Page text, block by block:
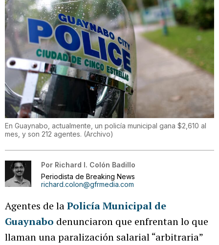
En Guaynabo, actualmente, un policía municipal gana $2,610 al
mes, y son 212 agentes. (Archivo)
Por Richard I. Colón Badillo
Periodista de Breaking News
richard.colon@gfrmedia.com
Agentes de laPolicía Municipal de
Guaynabo denunciaron que enfrentan lo que
llaman una paralización salarial “arbitraria”